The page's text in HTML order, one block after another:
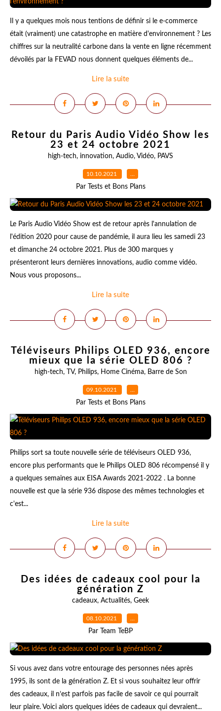
Il y a quelques mois nous tentions de définir si le e-commerce
était (vraiment) une catastrophe en matière d'environnement ? Les
chiffres sur la neutralité carbone dans la vente en ligne récemment
dévoilés par la FEVAD nous donnent quelques éléments de...
Lire la suite
Retour du Paris Audio Vidéo Show les
23 et 24 octobre 2021
high-tech, innovation, Audio, Vidéo, PAVS
10.10.2021 …
Par Tests et Bons Plans
Le Paris Audio Vidéo Show est de retour après l'annulation de
l'édition 2020 pour cause de pandémie, il aura lieu les samedi 23
et dimanche 24 octobre 2021. Plus de 300 marques y
présenteront leurs dernières innovations, audio comme vidéo.
Nous vous proposons...
Lire la suite
Téléviseurs Philips OLED 936, encore
mieux que la série OLED 806 ?
high-tech, TV, Philips, Home Cinéma, Barre de Son
09.10.2021 …
Par Tests et Bons Plans
Philips sort sa toute nouvelle série de téléviseurs OLED 936,
encore plus performants que le Philips OLED 806 récompensé il y
a quelques semaines aux EISA Awards 2021-2022 . La bonne
nouvelle est que la série 936 dispose des mêmes technologies et
c'est...
Lire la suite
Des idées de cadeaux cool pour la
génération Z
cadeaux, Actualités, Geek
08.10.2021 …
Par Team TeBP
Si vous avez dans votre entourage des personnes nées après
1995, ils sont de la génération Z. Et si vous souhaitez leur offrir
des cadeaux, il n’est parfois pas facile de savoir ce qui pourrait
leur plaire. Voici alors quelques idées de cadeaux qui devraient...